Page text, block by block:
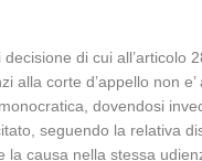
di cui all’articolo
corte d’appello non
dovendosi
seguendo la relativa
causa nella stessa